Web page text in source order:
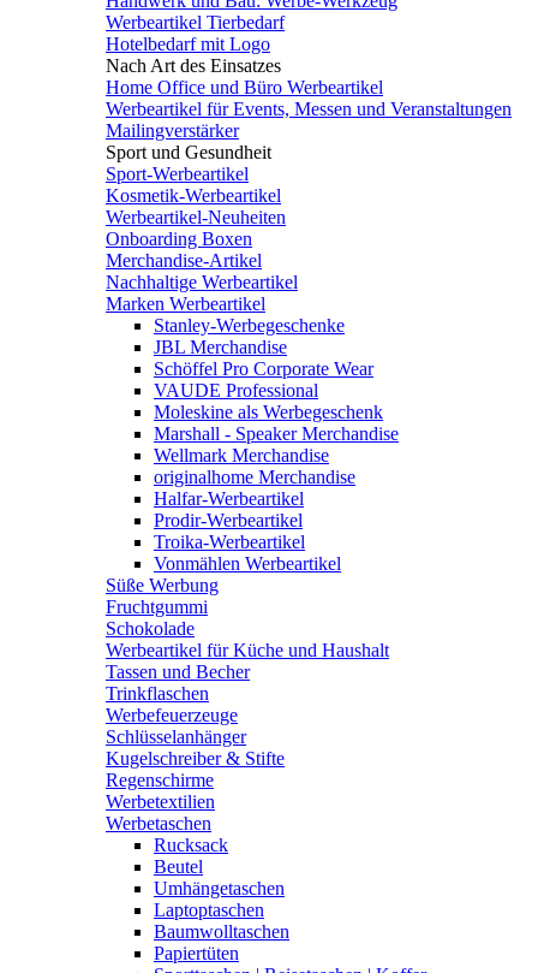
Werbeartikel Tierbedarf
Hotelbedarf mit Logo
Nach Art des Einsatzes
Home Office und Büro Werbeartikel
Werbeartikel für Events, Messen und Veranstaltungen
Mailingverstärker
Sport und Gesundheit
Sport-Werbeartikel
Kosmetik-Werbeartikel
Werbeartikel-Neuheiten
Onboarding Boxen
Merchandise-Artikel
Nachhaltige Werbeartikel
Marken Werbeartikel
Stanley-Werbegeschenke
JBL Merchandise
Schöffel Pro Corporate Wear
VAUDE Professional
Moleskine als Werbegeschenk
Marshall - Speaker Merchandise
Wellmark Merchandise
originalhome Merchandise
Halfar-Werbeartikel
Prodir-Werbeartikel
Troika-Werbeartikel
Vonmählen Werbeartikel
Süße Werbung
Fruchtgummi
Schokolade
Werbeartikel für Küche und Haushalt
Tassen und Becher
Trinkflaschen
Werbefeuerzeuge
Schlüsselanhänger
Kugelschreiber & Stifte
Regenschirme
Werbetextilien
Werbetaschen
Rucksack
Beutel
Umhängetaschen
Laptoptaschen
Baumwolltaschen
Papiertüten